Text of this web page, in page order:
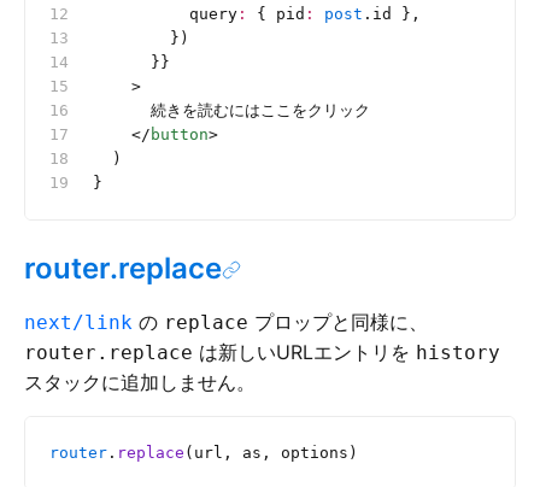
          query
: { pid : post .id },
        })
      }}
    >
      続きを読むにはここをクリック
    </
button>
  )
}
router.replace
next/link の replace プロップと同様に、
router.replace は新しいURLエントリを history
スタックに追加しません。
router . replace (url, as, options)